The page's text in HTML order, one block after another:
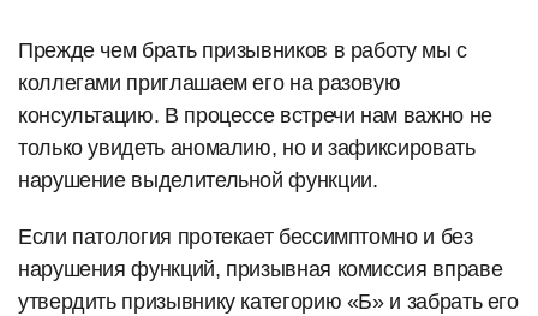
Прежде чем брать призывников в работу мы с
коллегами приглашаем его на разовую
консультацию. В процессе встречи нам важно не
только увидеть аномалию, но и зафиксировать
нарушение выделительной функции.
Если патология протекает бессимптомно и без
нарушения функций, призывная комиссия вправе
утвердить призывнику категорию «Б» и забрать его